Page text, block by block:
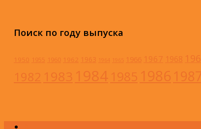
Поиск по году выпуска
1950 1955 1960 1962 1963 1964 1965 1966 1967 1968
1982 1983 1984 1985 1986